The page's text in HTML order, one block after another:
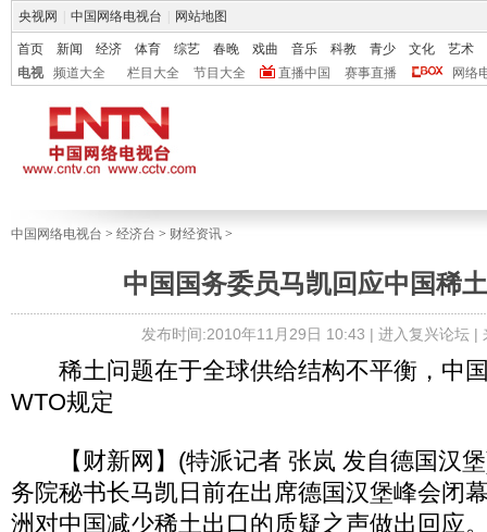
央视网 中国网络电视台 网站地图
首页 新闻 经济 体育 综艺 春晚 戏曲 音乐 科教 青少 文化
艺术
电视
频道大全 栏目大全 节目大全 直播中国 赛事直播 网络
中国网络电视台 > 经济台 > 财经资讯 >
中国国务委员马凯回应中国稀
发布时间:2010年11月29日 10:43 | 进入复兴论坛|
稀土问题在于全球供给结构不平衡，中
WTO规定
【财新网】(特派记者 张岚 发自德国汉堡
务院秘书长马凯日前在出席德国汉堡峰会闭
洲对中国减少稀土出口的质疑之声做出回应